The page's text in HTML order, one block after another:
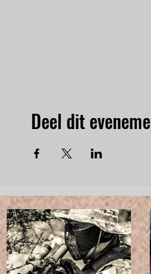
Deel dit